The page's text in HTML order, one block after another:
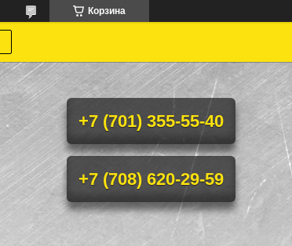
Корзина
+7 (701) 355-55-40
+7 (708) 620-29-59